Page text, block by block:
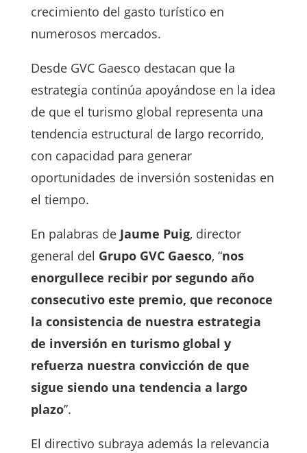
crecimiento del gasto turístico en
numerosos mercados.
Desde GVC Gaesco destacan que la
estrategia continúa apoyándose en la idea
de que el turismo global representa una
tendencia estructural de largo recorrido,
con capacidad para generar
oportunidades de inversión sostenidas en
el tiempo.
En palabras de Jaume Puig, director
general del Grupo GVC Gaesco, “nos
enorgullece recibir por segundo año
consecutivo este premio, que reconoce
la consistencia de nuestra estrategia
de inversión en turismo global y
refuerza nuestra convicción de que
sigue siendo una tendencia a largo
plazo”.
El directivo subraya además la relevancia